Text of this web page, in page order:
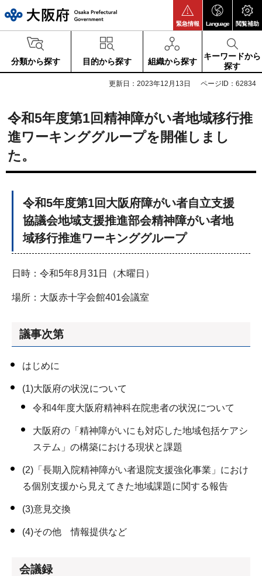
緊急情報 Language 閲覧補助
分類から探す 目的から探す 組織から探す
キーワードから
探す
更新日：2023年12月13日 ページID：62834
令和5年度第1回精神障がい者地域移行推
進ワーキンググループを開催しまし
た。
令和5年度第1回大阪府障がい者自立支援
協議会地域支援推進部会精神障がい者地
域移行推進ワーキンググループ
日時：令和5年8月31日（木曜日）
場所：大阪赤十字会館401会議室
議事次第
はじめに
(1)大阪府の状況について
令和4年度大阪府精神科在院患者の状況について
大阪府の「精神障がいにも対応した地域包括ケアシ
ステム」の構築における現状と課題
(2)「長期入院精神障がい者退院支援強化事業」におけ
る個別支援から見えてきた地域課題に関する報告
(3)意見交換
(4)その他 情報提供など
会議録